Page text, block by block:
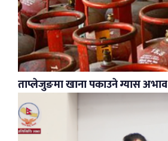
ताप्लेजुङमा खाना पकाउने ग्यास अभाव